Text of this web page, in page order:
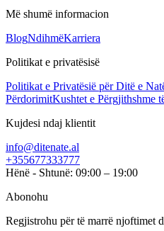
Më shumë informacion
BlogNdihmëKarriera
Politikat e privatësisë
Politikat e Privatësië për Ditë e
PërdorimitKushtet e Përgjithshme
Kujdesi ndaj klientit
info@ditenate.al
+355677333777
Hënë - Shtunë: 09:00 – 19:00
Abonohu
Regjistrohu për të marrë njoftimet